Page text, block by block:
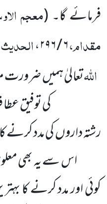
فرمائے گا۔ (معجم
مقدام،۶ / ۲۹۶ ،الحدیث
اللّٰہتعالیٰ ہمیں ضرورت
کی توفیق
رشتہ داروں کی مدد کرنے
اس سے یہ بھی معلوم
کوئی اور مدد کرنے کا